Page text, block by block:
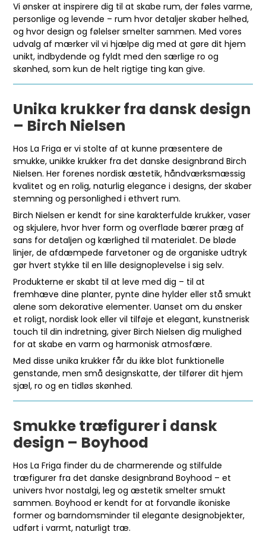
Vi ønsker at inspirere dig til at skabe rum, der føles varme,
personlige og levende – rum hvor detaljer skaber helhed,
og hvor design og følelser smelter sammen. Med vores
udvalg af mærker vil vi hjælpe dig med at gøre dit hjem
unikt, indbydende og fyldt med den særlige ro og
skønhed, som kun de helt rigtige ting kan give.
Unika krukker fra dansk design
– Birch Nielsen
Hos La Friga er vi stolte af at kunne præsentere de
smukke, unikke krukker fra det danske designbrand Birch
Nielsen. Her forenes nordisk æstetik, håndværksmæssig
kvalitet og en rolig, naturlig elegance i designs, der skaber
stemning og personlighed i ethvert rum.
Birch Nielsen er kendt for sine karakterfulde krukker, vaser
og skjulere, hvor hver form og overflade bærer præg af
sans for detaljen og kærlighed til materialet. De bløde
linjer, de afdæmpede farvetoner og de organiske udtryk
gør hvert stykke til en lille designoplevelse i sig selv.
Produkterne er skabt til at leve med dig – til at
fremhæve dine planter, pynte dine hylder eller stå smukt
alene som dekorative elementer. Uanset om du ønsker
et roligt, nordisk look eller vil tilføje et elegant, kunstnerisk
touch til din indretning, giver Birch Nielsen dig mulighed
for at skabe en varm og harmonisk atmosfære.
Med disse unika krukker får du ikke blot funktionelle
genstande, men små designskatte, der tilfører dit hjem
sjæl, ro og en tidløs skønhed.
Smukke træfigurer i dansk
design – Boyhood
Hos La Friga finder du de charmerende og stilfulde
træfigurer fra det danske designbrand Boyhood – et
univers hvor nostalgi, leg og æstetik smelter smukt
sammen. Boyhood er kendt for at forvandle ikoniske
former og barndomsminder til elegante designobjekter,
udført i varmt, naturligt træ.